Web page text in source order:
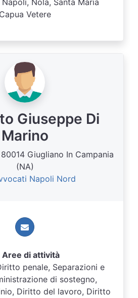
Capua Vetere
Giuseppe Di
Marino
Giugliano In Campania
(NA)
Napoli Nord
Aree di attività
penale, Separazioni e
di sostegno,
Diritto del lavoro, Diritto